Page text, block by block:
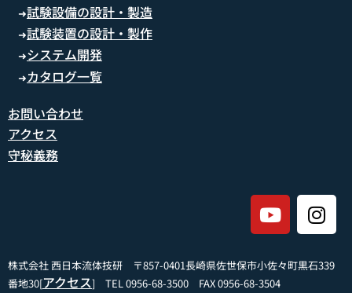
➜試験設備の設計・製造
➜試験装置の設計・製作
➜システム開発
➜ カタログ一覧
お問い合わせ
アクセス
守秘義務
株式会社 西日本流体技研 〒857-0401長崎県佐世保市小佐々町黒石339
番地30[アクセス] TEL 0956-68-3500 FAX 0956-68-3504